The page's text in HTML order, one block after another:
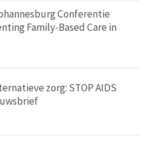
Conferentie
Family-Based Care in
zorg: STOP AIDS